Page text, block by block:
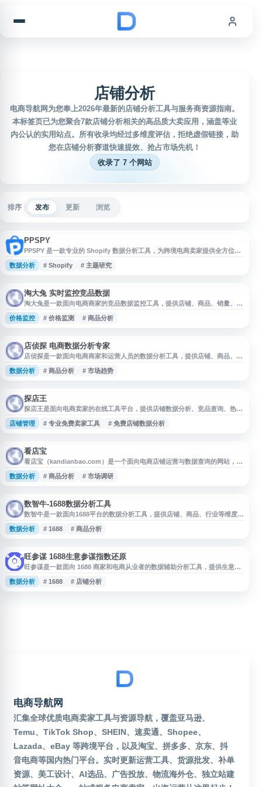
店铺分析
电商导航网为您奉上2026年最新的店铺分析工具与服务商资源指南。
本标签页已为您聚合7款店铺分析相关的高品质大卖应用，涵盖等业
内公认的实用站点。所有收录均经过多维度评估，拒绝虚假链接，助
您在店铺分析赛道快速提效、抢占市场先机！
收录了 7 个网站
排序 发布 更新 浏览
PPSPY
PPSPY 是一款专业的 Shopify 数据分析工具，为跨境电商卖家提供全方位的
店铺运营支持。平台核心功能包括 Shopify 店铺调研分析、商品选品数据追
踪、店铺销售数据监控、应用插件（Apps）分析以及主题（Theme）研究
数据分析 # Shopify # 主题研究
淘大兔 实时监控竞品数据
淘大兔是一款面向电商商家的竞品数据监控工具，提供店铺、商品、销量、价
格等数据的实时跟踪与分析，帮助用户了解竞品动态、市场变化和运营趋势。
平台适用于选品参考、价格监测、竞品对比和运营决策等场景，为电商运营人
价格监控 # 价格监测 # 商品分析
店侦探 电商数据分析专家
店侦探是一款面向电商商家和运营人员的数据分析工具，提供店铺、商品、行
业及竞品相关数据查询与分析服务，帮助用户了解市场趋势、评估商品表现、
优化选品和运营决策。适用于电商数据监控、竞品分析、店铺运营分析等场
数据分析 # 商品分析 # 市场趋势
探店王
探店王是面向电商卖家的在线工具平台，提供店铺数据分析、竞品查询、热门
词与成交关键词查看、流量来源分析、直通车优化、旺旺号查验、标签检测等
功能。网站覆盖淘宝、天猫、拼多多等场景，适用于店铺运营、竞品监控、标
店铺管理 # 专业免费卖家工具 # 免费店铺数据分析
看店宝
看店宝（kandianbao.com）是一个面向电商店铺运营与数据查询的网站，提
供店铺、商品、行业等相关信息的查询与分析入口，适用于商家运营、选品参
考、竞品观察和市场数据整理等场景。网站可帮助用户更高效地获取店铺经营
数据分析 # 商品分析 # 市场调研
数智牛-1688数据分析工具
数智牛是一款面向1688平台的数据分析工具，提供店铺、商品、行业等维度的
数据查看与分析服务，帮助用户了解市场趋势、商品表现和运营数据。网站适
合1688商家、电商运营人员及数据分析需求用户，用于辅助选品、优化经营决
数据分析 # 1688 # 商品分析
旺参谋 1688生意参谋指数还原
旺参谋是一款面向 1688 商家和电商从业者的数据辅助分析工具，提供生意参
谋指数还原、新版数据分析与数据下载等功能，帮助用户更便捷地查看和整理
店铺经营相关数据。网站适合需要进行 1688 数据分析、商品运营参考和电商
数据分析 # 1688 # 店铺分析
电商导航网
汇集全球优质电商卖家工具与资源导航，覆盖亚马逊、
Temu、TikTok Shop、SHEIN、速卖通、Shopee、
Lazada、eBay 等跨境平台，以及淘宝、拼多多、京东、抖
音电商等国内热门平台。实时更新运营工具、货源批发、补单
资源、美工设计、AI选品、广告投放、物流海外仓、独立站建